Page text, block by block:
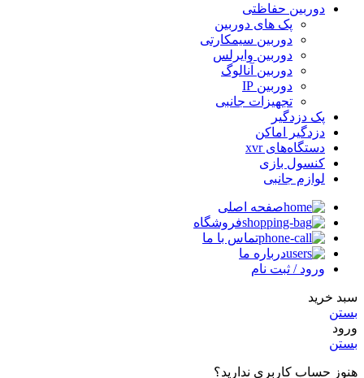
دوربین حفاظتی
پک های دوربین
دوربین سیمکارتی
دوربین وایرلس
دوربین آنالوگ
دوربین IP
تجهیزات جانبی
پک دزدگیر
دزدگیر اماکن
دستگاه‌های xvr
کنسول بازی
لوازم جانبی
صفحه اصلی
فروشگاه
تماس با ما
درباره ما
ورود / ثبت نام
سبد خرید
بستن
ورود
بستن
هنوز حساب کاربری ندارید؟